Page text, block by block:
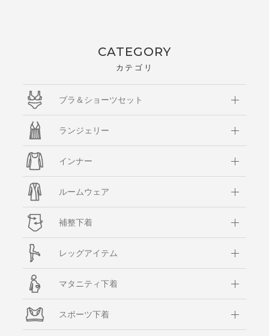
CATEGORY
カテゴリ
ブラ＆ショーツセット
ランジェリー
インナー
ルームウェア
補整下着
レッグアイテム
マタニティ下着
スポーツ下着